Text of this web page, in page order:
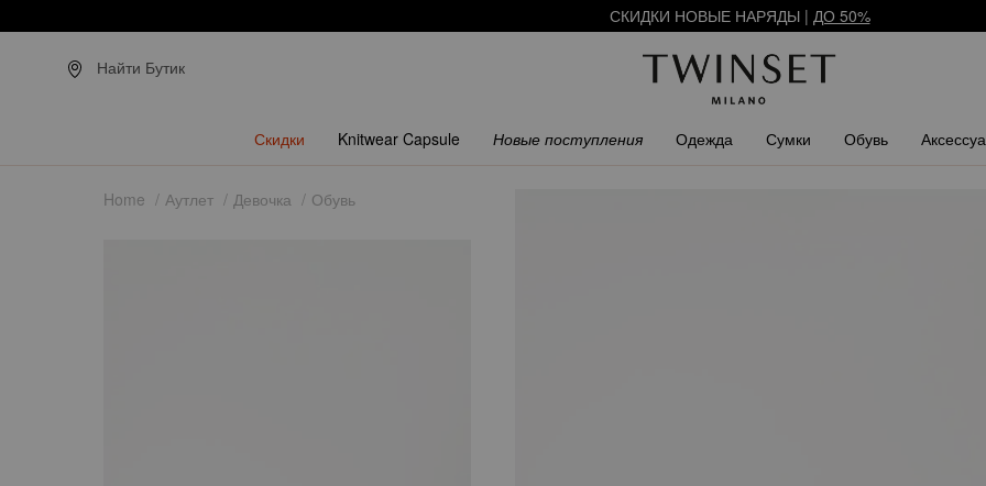
ЗАРЕГИСТРИРУЙТЕСЬЧТОБЫ ПОЛУЧИТЬ БЕСПЛАТНУЮ
СКИДКИ НОВЫЕ НАРЯДЫ |ДО 50%
Найти Бутик
Скидки Knitwear Capsule Новые поступления Одежда Сумки Обувь
Home Аутлет Девочка Обувь